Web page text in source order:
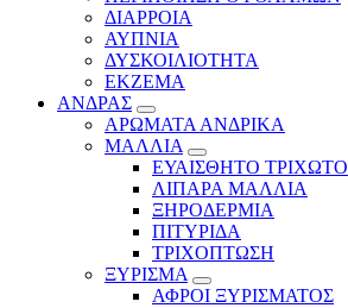
ΔΙΑΡΡΟΙΑ
ΑΥΠΝΙΑ
ΔΥΣΚΟΙΛΙΟΤΗΤΑ
ΕΚΖΕΜΑ
ΑΝΔΡΑΣ
ΑΡΩΜΑΤΑ ΑΝΔΡΙΚΑ
ΜΑΛΛΙΑ
ΕΥΑΙΣΘΗΤΟ ΤΡΙΧΩΤΟ
ΛΙΠΑΡΑ ΜΑΛΛΙΑ
ΞΗΡΟΔΕΡΜΙΑ
ΠΙΤΥΡΙΔΑ
ΤΡΙΧΟΠΤΩΣΗ
ΞΥΡΙΣΜΑ
ΑΦΡΟΙ ΞΥΡΙΣΜΑΤΟΣ